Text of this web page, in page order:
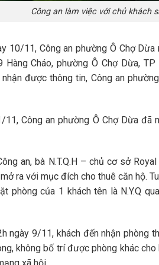
Công an làm việc với chủ khách
10/11, Công an phường Ô Chợ
Cháo, phường Ô Chợ Dừa,
được thông tin, Công an
11, Công an phường Ô Chợ Dừa
an, bà N.T.Q.H – chủ cơ sở
ra với mục đích cho thuê căn hộ.
phòng của 1 khách tên là N.Y.Q
ngày 9/11, khách đến nhận phòng
không bố trí được phòng khác